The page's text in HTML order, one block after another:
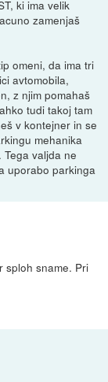
ki ima velik
zamenjaš
omeni, da ima tri
avtomobila,
z njim pomahaš
tudi takoj tam
v kontejner in se
mehanika
valjda ne
uporabo parkinga
sploh sname. Pri